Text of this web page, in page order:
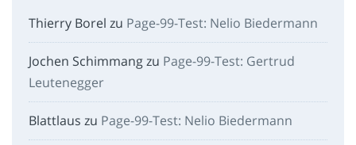
Thierry Borel zu Page-99-Test: Nelio Biedermann
Jochen Schimmangzu Page-99-Test: Gertrud
Leutenegger
Blattlaus zu Page-99-Test: Nelio Biedermann